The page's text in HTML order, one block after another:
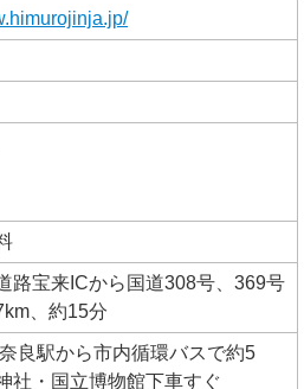
路宝来ICから国道308号、369号
、約15分
良駅から市内循環バスで約5
社・国立博物館下車すぐ